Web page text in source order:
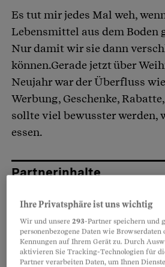
Es tut mir jedes Mal weh,
Lebensmittel aus dem Boden
Nur damit wir sie dann
können.Gerade jetzt über
Neujahr war der Überfluss
Werbung, Geschenke,
sollte viel bewusster werden,
essen.
Partnerinhalte
Ihre Privatsphäre ist uns wichtig
Wir und unsere293-Partner speichern und
personenbezogene Daten wie Browserdaten
Kennungen auf Ihrem Gerät zu. Durch
aktivieren Sie Tracking-Technologien für
Partner verarbeiten Daten, um Ihnen